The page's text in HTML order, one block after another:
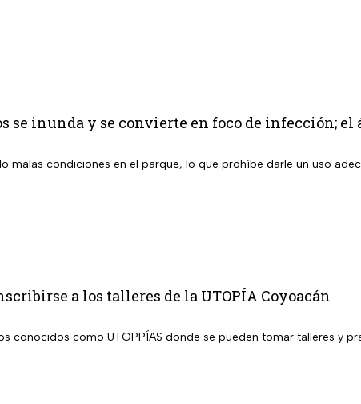
se inunda y se convierte en foco de infección;
malas condiciones en el parque, lo que prohíbe darle un uso
a los talleres de la UTOPÍA Coyoacán
conocidos como UTOPPÍAS donde se pueden tomar talleres y